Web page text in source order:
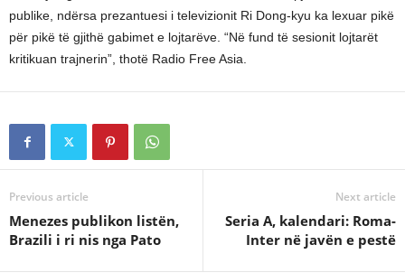
publike, ndërsa prezantuesi i televizionit Ri Dong-kyu ka lexuar pikë
për pikë të gjithë gabimet e lojtarëve. “Në fund të sesionit lojtarët
kritikuan trajnerin”, thotë Radio Free Asia.
Previous article
Menezes publikon listën,
Brazili i ri nis nga Pato
Next article
Seria A, kalendari: Roma-
Inter në javën e pestë